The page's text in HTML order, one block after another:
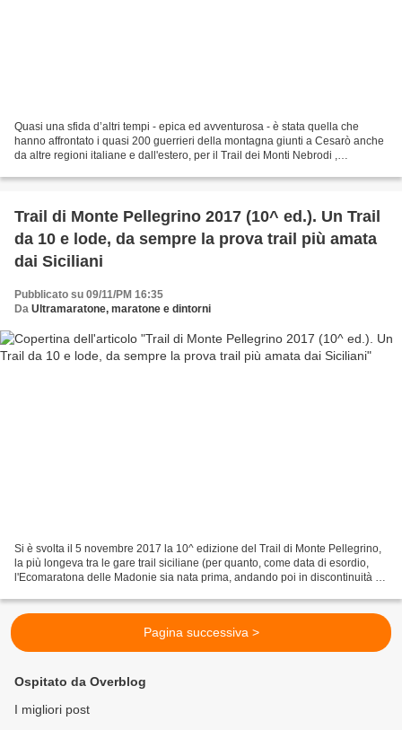
Quasi una sfida d’altri tempi - epica ed avventurosa - è stata quella che
hanno affrontato i quasi 200 guerrieri della montagna giunti a Cesarò anche
da altre regioni italiane e dall'estero, per il Trail dei Monti Nebrodi ,
Trail di Monte Pellegrino 2017 (10^ ed.). Un Trail
da 10 e lode, da sempre la prova trail più amata
dai Siciliani
Pubblicato su 09/11/PM 16:35
Da Ultramaratone, maratone e dintorni
Si è svolta il 5 novembre 2017 la 10^ edizione del Trail di Monte Pellegrino,
la più longeva tra le gare trail siciliane (per quanto, come data di esordio,
l'Ecomaratona delle Madonie sia nata prima, andando poi in discontinuità di
Pagina successiva >
Ospitato da Overblog
I migliori post